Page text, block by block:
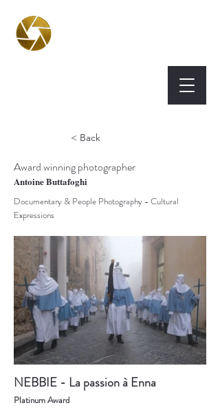
< Back
Award winning photographer
Antoine Buttafoghi
Documentary & People Photography - Cultural
Expressions
NEBBIE - La passion à Enna
Platinum Award